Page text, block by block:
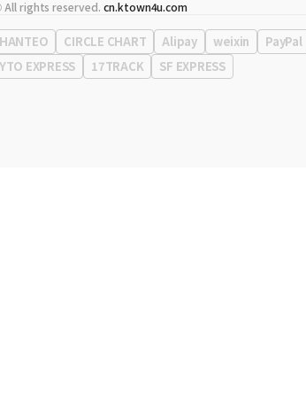
执照 120-87-71116
地址 首尔特别市 江南区 岭东大路 513号 3楼 （三成洞， coex)
rights reserved. cn.ktown4u.com
HANTEO CIRCLE CHART Alipay weixin
PayPal
YTO EXPRESS
17TRACK SF EXPRESS